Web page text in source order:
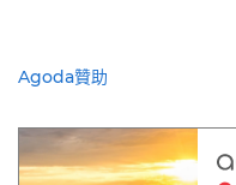
Agoda贊助